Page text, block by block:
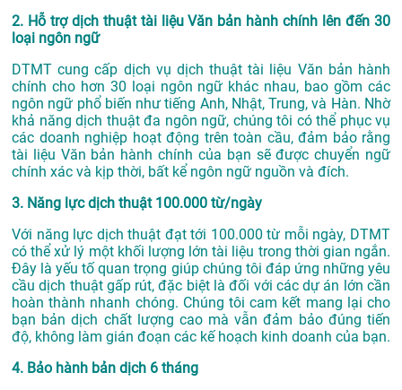
2. Hỗ trợ dịch thuật tài liệu Văn bản hành chính lên đến 30
loại ngôn ngữ
DTMT cung cấp dịch vụ dịch thuật tài liệu Văn bản hành
chính cho hơn 30 loại ngôn ngữ khác nhau, bao gồm các
ngôn ngữ phổ biến như tiếng Anh, Nhật, Trung, và Hàn. Nhờ
khả năng dịch thuật đa ngôn ngữ, chúng tôi có thể phục vụ
các doanh nghiệp hoạt động trên toàn cầu, đảm bảo rằng
tài liệu Văn bản hành chính của bạn sẽ được chuyển ngữ
chính xác và kịp thời, bất kể ngôn ngữ nguồn và đích.
3. Năng lực dịch thuật 100.000 từ/ngày
Với năng lực dịch thuật đạt tới 100.000 từ mỗi ngày, DTMT
có thể xử lý một khối lượng lớn tài liệu trong thời gian ngắn.
Đây là yếu tố quan trọng giúp chúng tôi đáp ứng những yêu
cầu dịch thuật gấp rút, đặc biệt là đối với các dự án lớn cần
hoàn thành nhanh chóng. Chúng tôi cam kết mang lại cho
bạn bản dịch chất lượng cao mà vẫn đảm bảo đúng tiến
độ, không làm gián đoạn các kế hoạch kinh doanh của bạn.
4. Bảo hành bản dịch 6 tháng